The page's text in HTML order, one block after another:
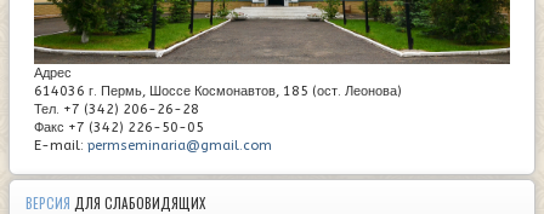
Адрес
614036 г. Пермь, Шоссе Космонавтов, 185 (ост. Леонова)
Тел. +7 (342) 206-26-28
Факс +7 (342) 226-50-05
E-mail: permseminaria@gmail.com
ВЕРСИЯ ДЛЯ СЛАБОВИДЯЩИХ